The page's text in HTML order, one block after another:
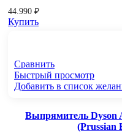
44.990 ₽
Купить
Сравнить
Быстрый просмотр
Добавить в список
Выпрямитель Dyson
(Prussian